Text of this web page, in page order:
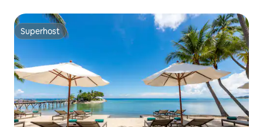
Superhost
Superhost